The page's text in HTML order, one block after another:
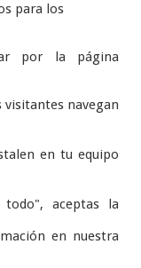
ruta
para los
por la página
navegan
en tu equipo
aceptas la
en nuestra